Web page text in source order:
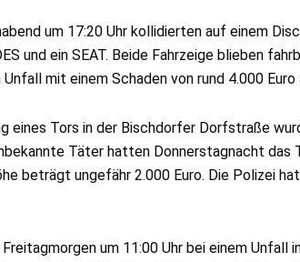
um 17:20 Uhr kollidierten auf einem
und ein SEAT. Beide Fahrzeige blieben
mit einem Schaden von rund 4.000 Euro
eines Tors in der Bischdorfer Dorfstraße
Täter hatten Donnerstagnacht das
beträgt ungefähr 2.000 Euro. Die Polizei
um 11:00 Uhr bei einem Unfall